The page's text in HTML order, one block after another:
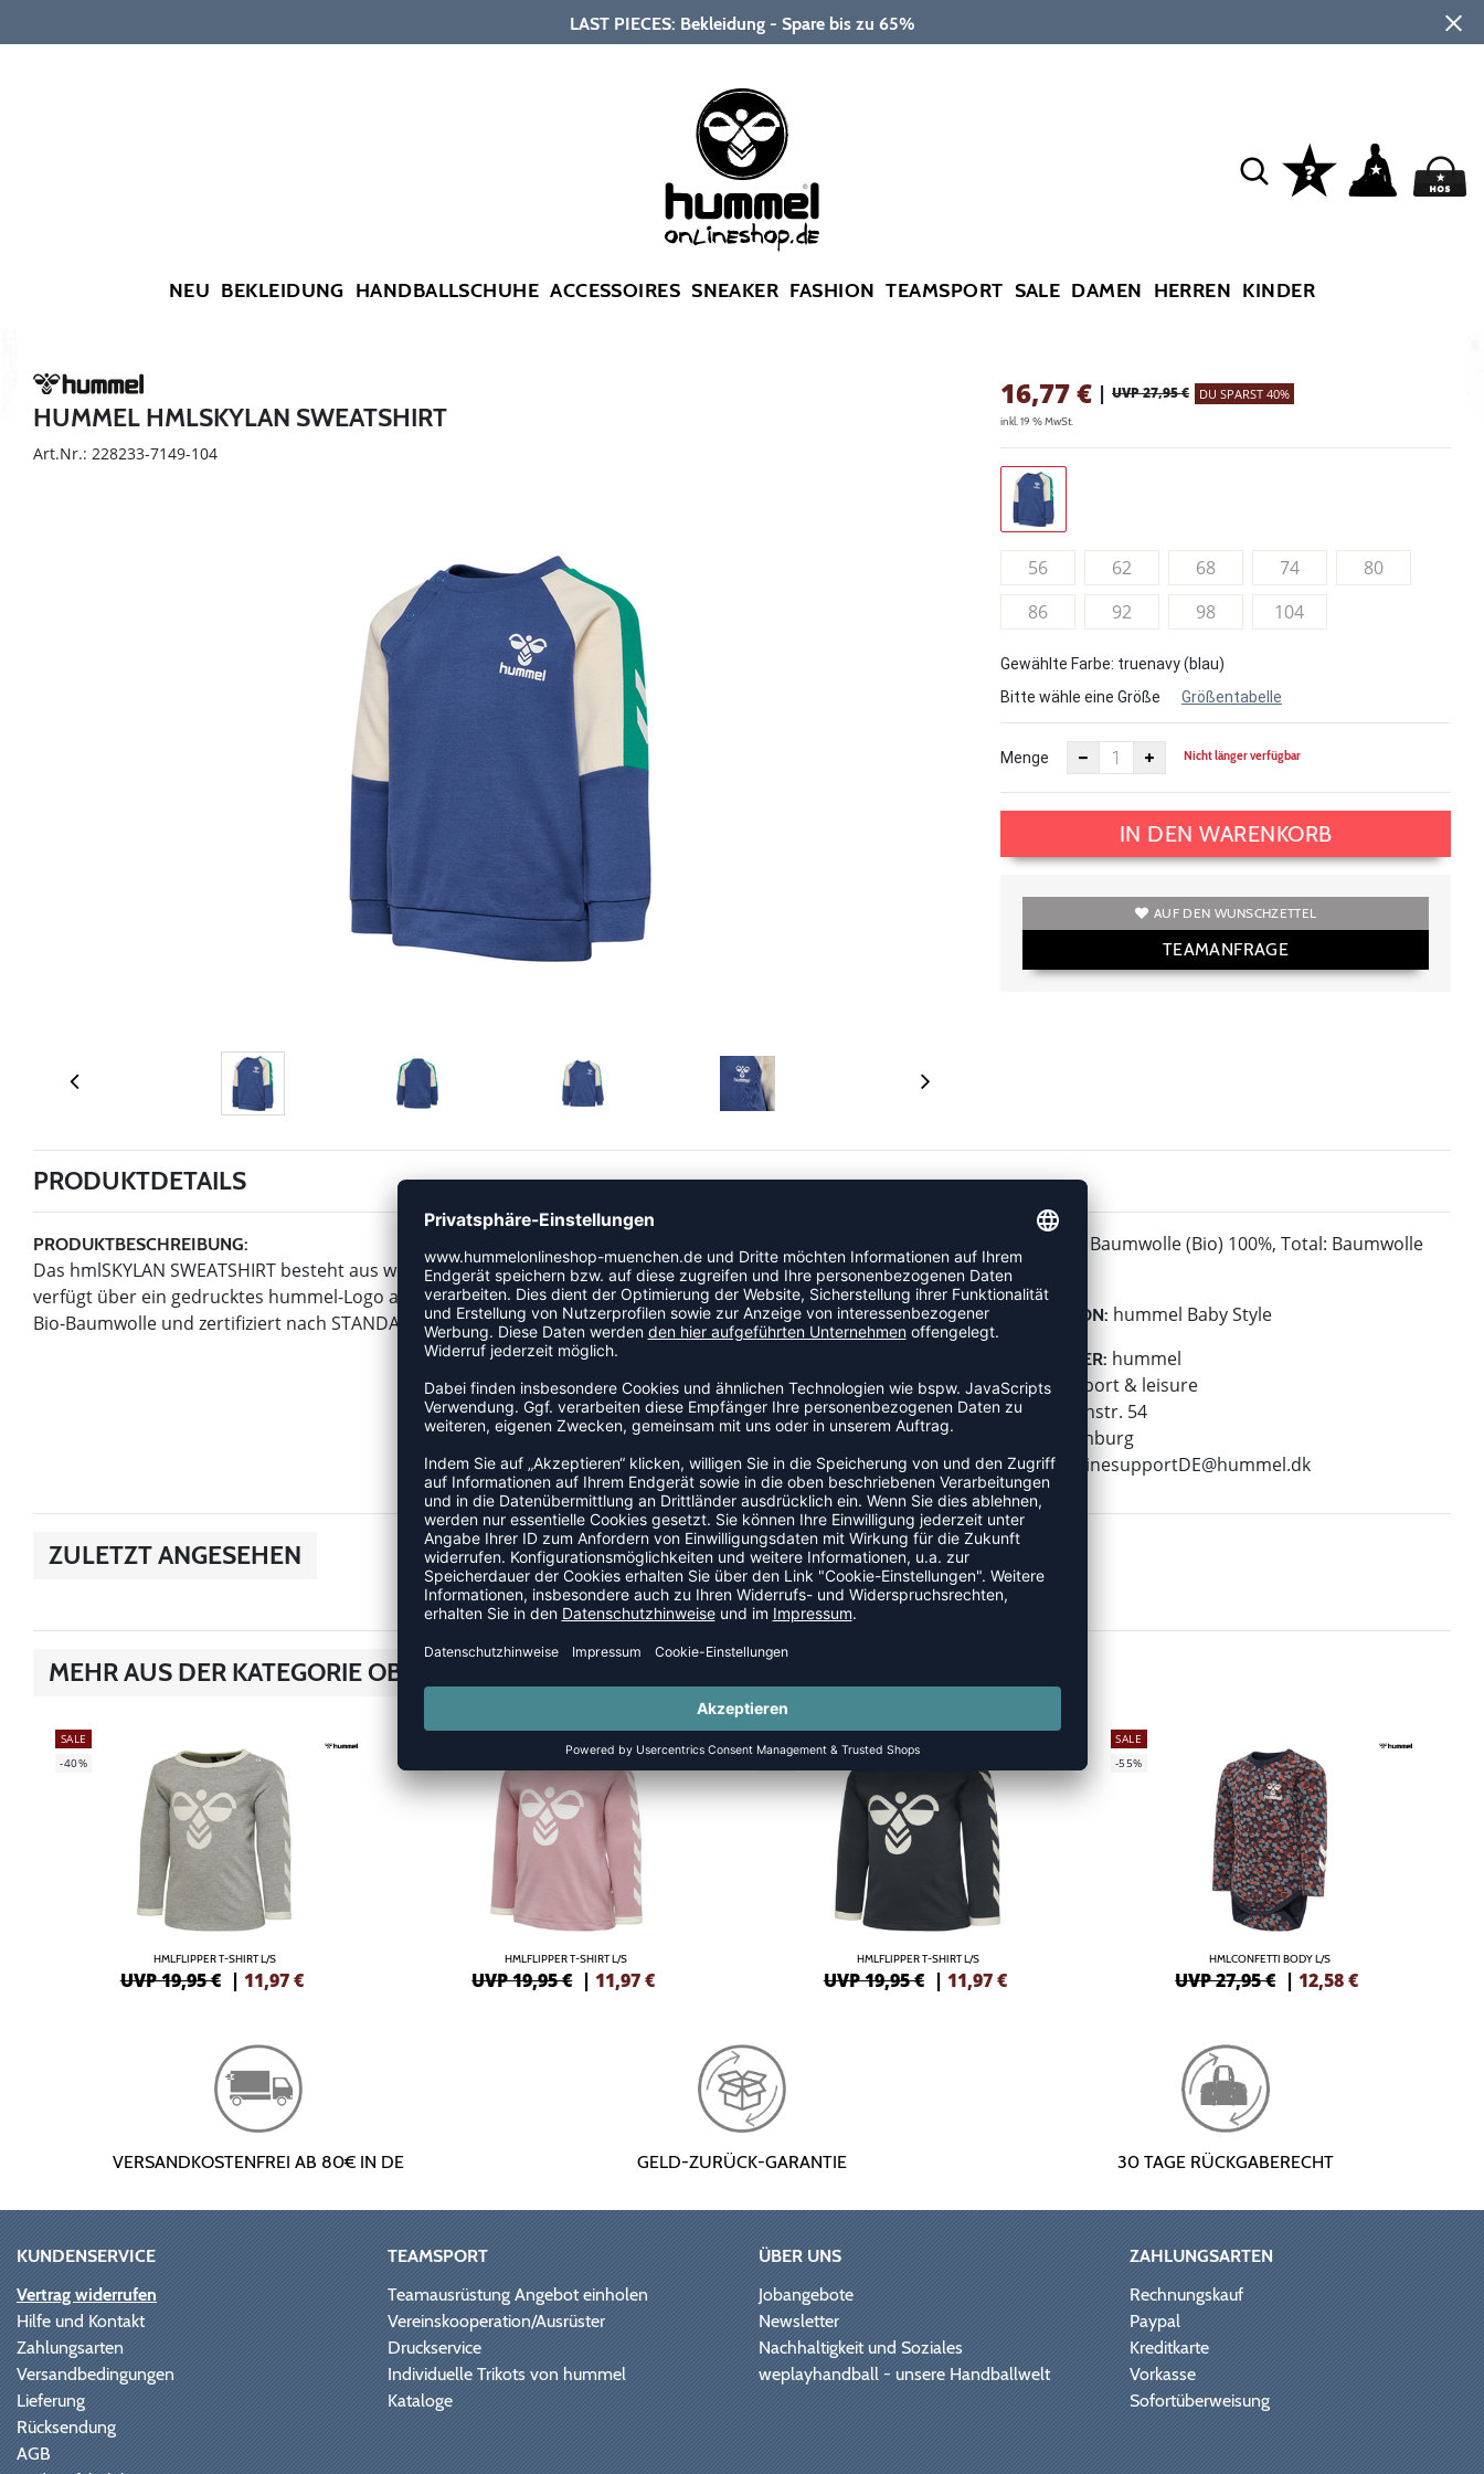
LAST PIECES: Bekleidung - Spare bis zu 65%
NEU BEKLEIDUNG HANDBALLSCHUHE ACCESSOIRES SNEAKER FASHION TEAMSPORT SALE DAMEN HERREN KINDER
HUMMEL HMLSKYLAN SWEATSHIRT
Art.Nr.: 228233-7149-104
16,77€ | UVP 27,95 € DU SPARST 40%
inkl. 19 % MwSt.
56 62 68 74
80
86
92 98 104
Gewählte Farbe: truenavy (blau)
Bitte wähle eine Größe
Größentabelle
Menge Nicht länger verfügbar
IN DEN WARENKORB
AUF DEN WUNSCHZETTEL
TEAMANFRAGE
PRODUKTDETAILS
PRODUKTBESCHREIBUNG:
Das hmlSKYLAN SWEATSHIRT besteht aus weichem Loopback-Sweatstoff und sorgt für Komfort für Ihr Kind. Es
verfügt über ein gedrucktes hummel-Logo auf der Brust und Winkel auf den gestreiften Ärmeln. Hergestellt aus
Bio-Baumwolle und zertifiziert nach STANDARD 100 von OEKO-TEX® für eine schadstofffreie Erfahrung.
Baumwolle (Bio) 100%, Total: Baumwolle
(Bio) 100%
KOLLEKTION: hummel Baby Style
HERSTELLER: hummel
hummel sport & leisure
Leverkusenstr. 54
22761 Hamburg
E-Mail:
onlinesupportDE@hummel.dk
ZULETZT ANGESEHEN
MEHR AUS DER KATEGORIE OBERTEILE
SALE
-40%
HMLFLIPPER T-SHIRT L/S
UVP 19,95 € | 11,97€
HMLFLIPPER T-SHIRT L/S
UVP 19,95 € |11,97€
HMLFLIPPER T-SHIRT L/S
UVP 19,95 € | 11,97€
SALE
-55%
HMLCONFETTI BODY L/S
UVP 27,95 € |12,58€
VERSANDKOSTENFREI AB 80€ IN DE GELD-ZURÜCK-GARANTIE 30 TAGE RÜCKGABERECHT
KUNDENSERVICE
Vertrag widerrufen
Hilfe und Kontakt
Zahlungsarten
Versandbedingungen
Lieferung
Rücksendung
AGB
TEAMSPORT
Teamausrüstung Angebot einholen
Vereinskooperation/Ausrüster
Druckservice
Individuelle Trikots von hummel
Kataloge
ÜBER UNS
Jobangebote
Newsletter
Nachhaltigkeit und Soziales
weplayhandball - unsere Handballwelt
ZAHLUNGSARTEN
Rechnungskauf
Paypal
Kreditkarte
Vorkasse
Sofortüberweisung